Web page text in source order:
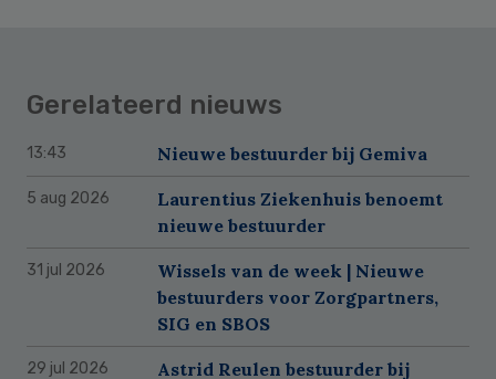
Gerelateerd nieuws
13:43 Nieuwe bestuurder bij Gemiva
5 aug 2026
Laurentius Ziekenhuis benoemt
nieuwe bestuurder
31 jul 2026
Wissels van de week | Nieuwe
bestuurders voor Zorgpartners,
SIG en SBOS
29 jul 2026
Astrid Reulen bestuurder bij